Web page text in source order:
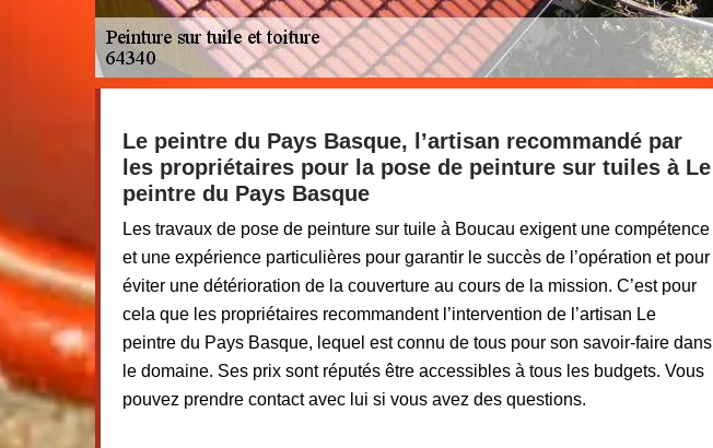
Le peintre du Pays Basque, l’artisan recommandé par
les propriétaires pour la pose de peinture sur tuiles à Le
peintre du Pays Basque
Les travaux de pose de peinture sur tuile à Boucau exigent une compétence
et une expérience particulières pour garantir le succès de l’opération et pour
éviter une détérioration de la couverture au cours de la mission. C’est pour
cela que les propriétaires recommandent l’intervention de l’artisan Le
peintre du Pays Basque, lequel est connu de tous pour son savoir-faire dans
le domaine. Ses prix sont réputés être accessibles à tous les budgets. Vous
pouvez prendre contact avec lui si vous avez des questions.